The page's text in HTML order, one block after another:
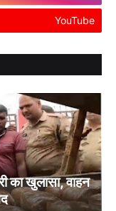
YouTube
का खुलासा, वाहन